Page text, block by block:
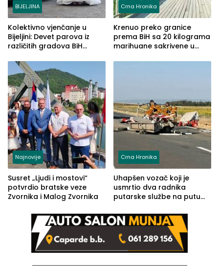
BIJELJINA
Kolektivno vjenčanje u
Bijeljini: Devet parova iz
različitih gradova BiH
Crna Hronika
Krenuo preko granice
prema BiH sa 20 kilograma
marihuane sakrivene u
Najnovije
Susret „Ljudi i mostovi“
potvrdio bratske veze
Zvornika i Malog Zvornika
Crna Hronika
Uhapšen vozač koji je
usmrtio dva radnika
putarske službe na putu
(FOTO)